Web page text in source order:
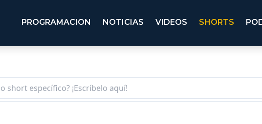
PROGRAMACION NOTICIAS VIDEOS SHORTS